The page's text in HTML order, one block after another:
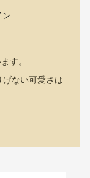
す。
げない可愛さは